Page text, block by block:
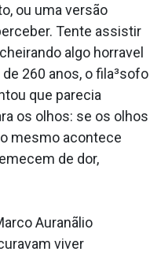
ou uma versão
Tente assistir
algo horra­vel
260 anos, o fila³sofo
que parecia
os olhos: se os olhos
mesmo acontece
de dor,
Auranãlio
viver